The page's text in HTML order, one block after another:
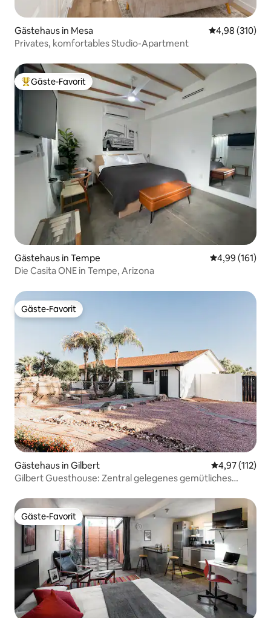
Gästehaus in Mesa
4,98 (310)
Privates, komfortables Studio-Apartment
Beliebter Gäste-Favorit.
Gäste-Favorit
Gästehaus in Tempe
4,99 (161)
Die Casita ONE in Tempe, Arizona
Gäste-Favorit
Gäste-Favorit
Gästehaus in Gilbert
4,97 (112)
Gilbert Guesthouse: Zentral gelegenes gemütliches
Gäste-Favorit
Gäste-Favorit